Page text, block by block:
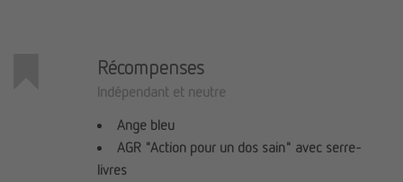
Récompenses
Indépendant et neutre
Ange bleu
AGR "Action pour un dos sain" avec serre-
livres